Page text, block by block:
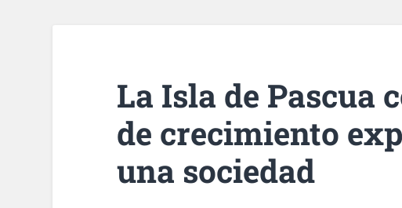
La Isla de Pascua
de crecimiento
una sociedad